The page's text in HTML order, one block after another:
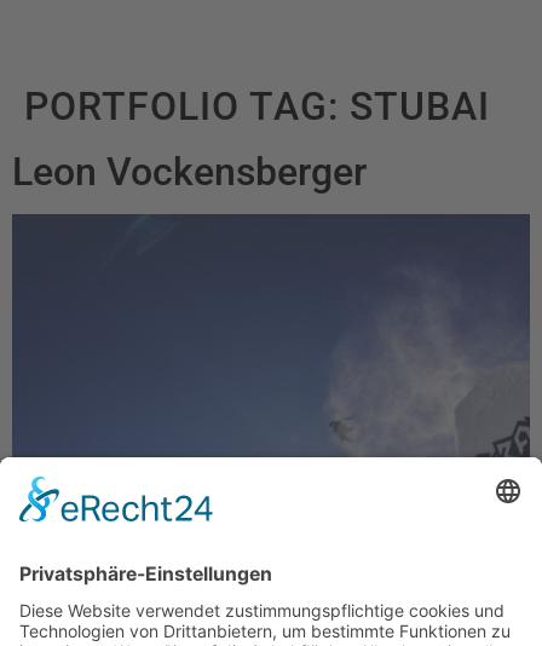
PORTFOLIO TAG: STUBAI
Leon Vockensberger
Leon Vockensberger